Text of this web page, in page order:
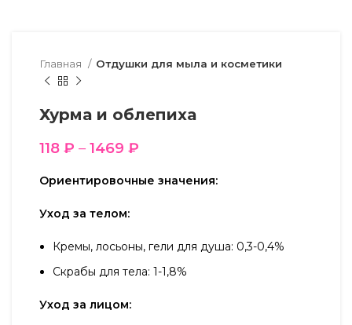
Главная Отдушки для мыла и косметики
Хурма и облепиха
118 ₽ – 1469 ₽
Ориентировочные значения:
Уход за телом:
Кремы, лосьоны, гели для душа: 0,3-0,4%
Скрабы для тела: 1-1,8%
Уход за лицом: